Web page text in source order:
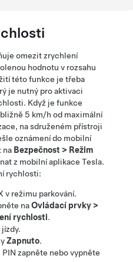
omezit zrychlení
hodnotu v rozsahu
této funkce je třeba
je nutný pro aktivaci
Když je funkce
5 km/h od maximální
nasdruženém přístroji
oznámení do mobilní
na Bezpečnost > Režim
z mobilní aplikace Tesla.
rychlosti:
v režimu parkování.
naOvládací prvky >
rychlosti.
Zapnuto.
zapněte nebo vypněte